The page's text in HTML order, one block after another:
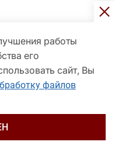
работы
его
сайт, Вы
файлов